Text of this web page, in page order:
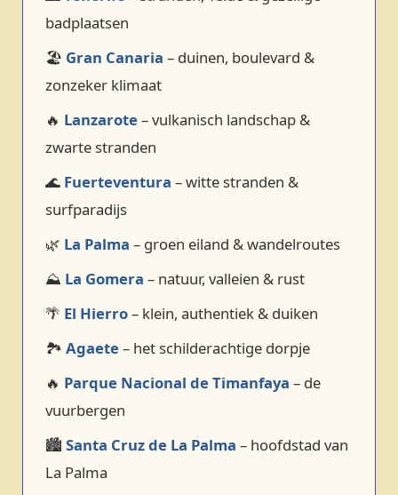
badplaatsen
🏖️ Gran Canaria – duinen, boulevard &
zonzeker klimaat
🔥 Lanzarote– vulkanisch landschap &
zwarte stranden
🌊 Fuerteventura – witte stranden &
surfparadijs
🌿 La Palma – groen eiland & wandelroutes
⛰️ La Gomera – natuur, valleien & rust
🌴 El Hierro– klein, authentiek & duiken
🏞️ Agaete– het schilderachtige dorpje
🔥 Parque Nacional de Timanfaya – de
vuurbergen
🏙️ Santa Cruz de La Palma – hoofdstad van
La Palma